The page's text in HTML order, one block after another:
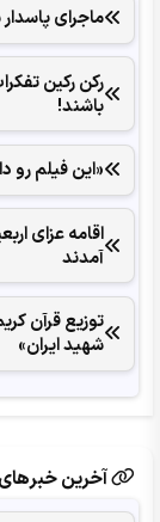
ماجرای
رکن رکین
باشند!
«این فیلم رو
اقامه عزای
آمدند
توزیع قرآن
شهید ایران»
آخرین